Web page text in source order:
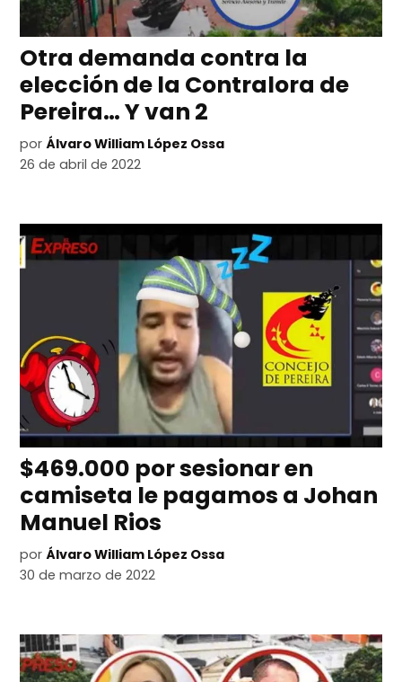
Otra demanda contra la
elección de la Contralora de
Pereira… Y van 2
por Álvaro William López Ossa
26 de abril de 2022
$469.000 por sesionar en
camiseta le pagamos a Johan
Manuel Rios
por Álvaro William López Ossa
30 de marzo de 2022